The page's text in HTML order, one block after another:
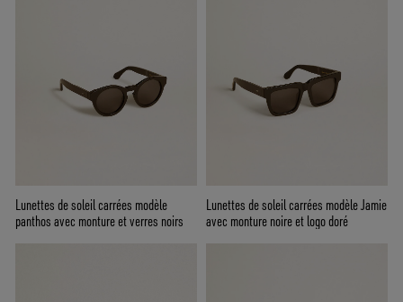
Lunettes de soleil carrées modèle
panthos avec monture et verres noirs
Lunettes de soleil carrées modèle Jamie
avec monture noire et logo doré